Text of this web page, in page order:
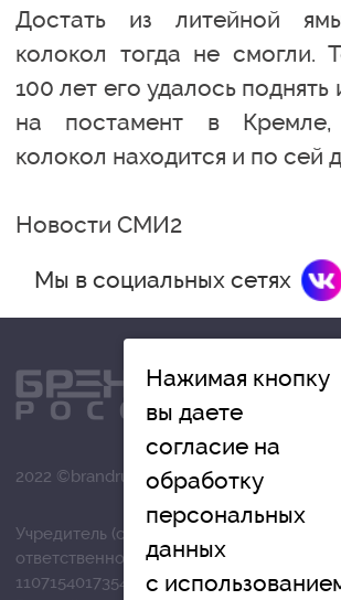
Достать из литейной
колокол тогда не смогли.
100 лет его удалось поднять
на постамент в
колокол находится и по сей
Новости СМИ2
Мы в социальных сетях
2022 ©brandrussia.online | СИ «БРЕНДЫ
Учредитель (соучредители): Общество с
ответственностью «РЕГИОНАЛЬНЫЕ
1107154017354)
Нажимая кнопку
вы даете
согласие на
обработку
персональных
данных
с